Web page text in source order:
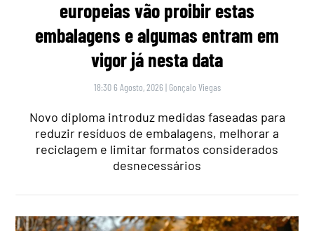
europeias vão proibir estas
embalagens e algumas entram em
vigor já nesta data
18:30 6 Agosto, 2026 | Gonçalo Viegas
Novo diploma introduz medidas faseadas para
reduzir resíduos de embalagens, melhorar a
reciclagem e limitar formatos considerados
desnecessários